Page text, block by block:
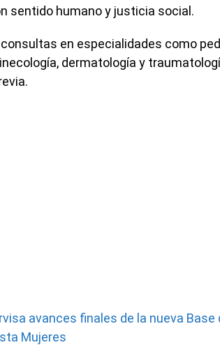
sentido humano y justicia social.
en especialidades como
dermatología y
avances finales de la nueva Base
Mujeres